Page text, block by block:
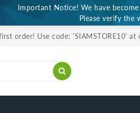
Important Notice! We have
Please verify the
order! Use code: 'SIAMSTORE10' at